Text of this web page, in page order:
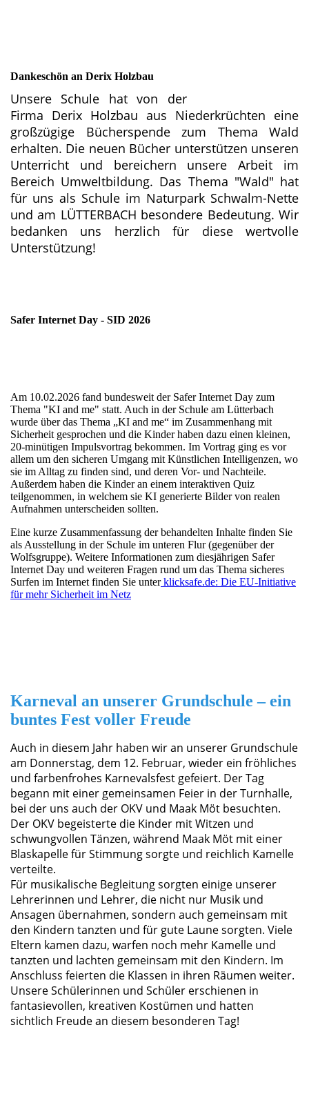
Dankeschön an Derix Holzbau
Unsere Schule hat von der
Firma Derix Holzbau aus Niederkrüchten eine
großzügige Bücherspende zum Thema Wald
erhalten. Die neuen Bücher unterstützen unseren
Unterricht und bereichern unsere Arbeit im
Bereich Umweltbildung. Das Thema "Wald" hat
für uns als Schule im Naturpark Schwalm-Nette
und am LÜTTERBACH besondere Bedeutung. Wir
bedanken uns herzlich für diese wertvolle
Unterstützung!
Safer Internet Day - SID 2026
Am 10.02.2026 fand bundesweit der Safer Internet Day zum
Thema "KI and me" statt. Auch in der Schule am Lütterbach
wurde über das Thema „KI and me“ im Zusammenhang mit
Sicherheit gesprochen und die Kinder haben dazu einen kleinen,
20-minütigen Impulsvortrag bekommen. Im Vortrag ging es vor
allem um den sicheren Umgang mit Künstlichen Intelligenzen, wo
sie im Alltag zu finden sind, und deren Vor- und Nachteile.
Außerdem haben die Kinder an einem interaktiven Quiz
teilgenommen, in welchem sie KI generierte Bilder von realen
Aufnahmen unterscheiden sollten.
Eine kurze Zusammenfassung der behandelten Inhalte finden Sie
als Ausstellung in der Schule im unteren Flur (gegenüber der
Wolfsgruppe). Weitere Informationen zum diesjährigen Safer
Internet Day und weiteren Fragen rund um das Thema sicheres
Surfen im Internet finden Sie unterklicksafe.de: Die EU-Initiative
für mehr Sicherheit im Netz
Karneval an unserer Grundschule – ein
buntes Fest voller Freude
Auch in diesem Jahr haben wir an unserer Grundschule
am Donnerstag, dem 12. Februar, wieder ein fröhliches
und farbenfrohes Karnevalsfest gefeiert. Der Tag
begann mit einer gemeinsamen Feier in der Turnhalle,
bei der uns auch der OKV und Maak Möt besuchten.
Der OKV begeisterte die Kinder mit Witzen und
schwungvollen Tänzen, während Maak Möt mit einer
Blaskapelle für Stimmung sorgte und reichlich Kamelle
verteilte.
Für musikalische Begleitung sorgten einige unserer
Lehrerinnen und Lehrer, die nicht nur Musik und
Ansagen übernahmen, sondern auch gemeinsam mit
den Kindern tanzten und für gute Laune sorgten. Viele
Eltern kamen dazu, warfen noch mehr Kamelle und
tanzten und lachten gemeinsam mit den Kindern. Im
Anschluss feierten die Klassen in ihren Räumen weiter.
Unsere Schülerinnen und Schüler erschienen in
fantasievollen, kreativen Kostümen und hatten
sichtlich Freude an diesem besonderen Tag!